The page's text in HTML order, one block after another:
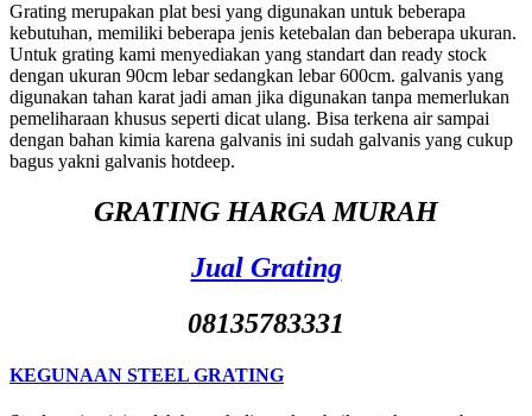
Grating merupakan plat besi yang digunakan untuk beberapa
kebutuhan, memiliki beberapa jenis ketebalan dan beberapa ukuran.
Untuk grating kami menyediakan yang standart dan ready stock
dengan ukuran 90cm lebar sedangkan lebar 600cm. galvanis yang
digunakan tahan karat jadi aman jika digunakan tanpa memerlukan
pemeliharaan khusus seperti dicat ulang. Bisa terkena air sampai
dengan bahan kimia karena galvanis ini sudah galvanis yang cukup
bagus yakni galvanis hotdeep.
GRATING HARGA MURAH
Jual Grating
08135783331
KEGUNAAN STEEL GRATING